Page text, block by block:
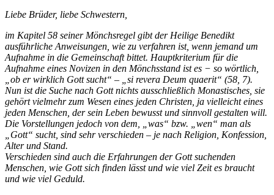
Liebe Brüder, liebe Schwestern,
im Kapitel 58 seiner Mönchsregel gibt der Heilige Benedikt
ausführliche Anweisungen, wie zu verfahren ist, wenn jemand um
Aufnahme in die Gemeinschaft bittet. Hauptkriterium für die
Aufnahme eines Novizen in den Mönchsstand ist es − so wörtlich,
„ob er wirklich Gott sucht“ – „si revera Deum quaerit“ (58, 7).
Nun ist die Suche nach Gott nichts ausschließlich Monastisches, sie
gehört vielmehr zum Wesen eines jeden Christen, ja vielleicht eines
jeden Menschen, der sein Leben bewusst und sinnvoll gestalten will.
Die Vorstellungen jedoch von dem, „was“ bzw. „wen“ man als
„Gott“ sucht, sind sehr verschieden – je nach Religion, Konfession,
Alter und Stand.
Verschieden sind auch die Erfahrungen der Gott suchenden
Menschen, wie Gott sich finden lässt und wie viel Zeit es braucht
und wie viel Geduld.